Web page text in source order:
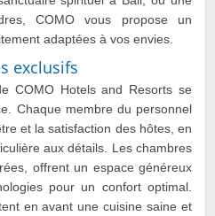
COMO vous propose un
adaptées à vos envies.
exclusifs
COMO Hotels and Resorts se
Chaque membre du personnel
et la satisfaction des hôtes, en
aux détails. Les chambres
offrent un espace généreux
pour un confort optimal.
en avant une cuisine saine et